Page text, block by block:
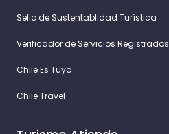
Sello de Sustentablidad Turística
Verificador de Servicios Registrados
Chile Es Tuyo
Chile Travel